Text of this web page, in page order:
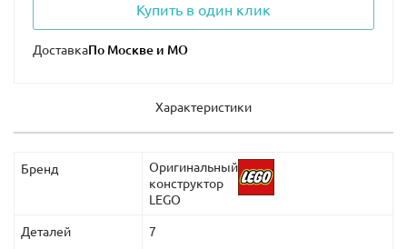
Купить в один клик
Доставка
Характеристики
Бренд
Оригинальный
конструктор
LEGO
Деталей 7